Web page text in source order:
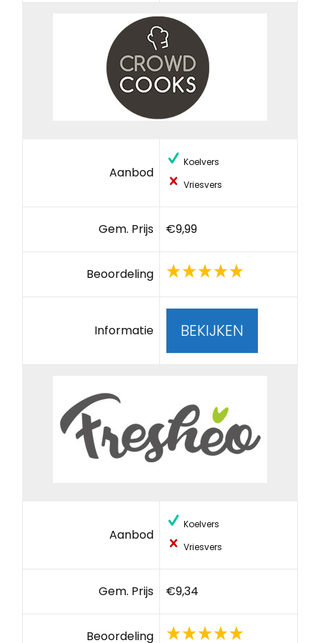
Aanbod
Koelvers
Vriesvers
Gem. Prijs €9,99
Beoordeling
Informatie BEKIJKEN
Aanbod
Koelvers
Vriesvers
Gem. Prijs €9,34
Beoordeling